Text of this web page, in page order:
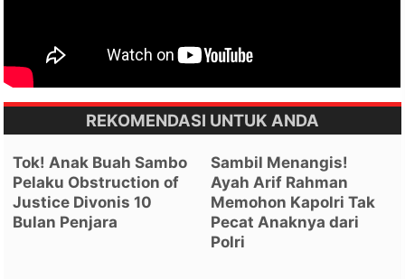
REKOMENDASI UNTUK ANDA
Tok! Anak Buah Sambo
Pelaku Obstruction of
Justice Divonis 10
Bulan Penjara
Sambil Menangis!
Ayah Arif Rahman
Memohon Kapolri Tak
Pecat Anaknya dari
Polri